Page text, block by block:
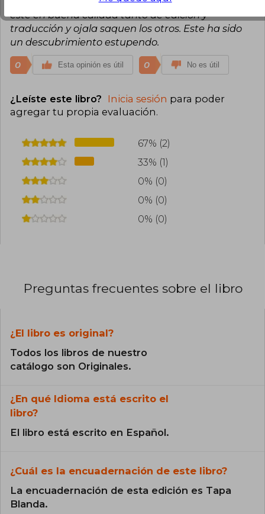
este en buena calidad tanto de edición y
traducción y ojala saquen los otros. Este ha sido
un descubrimiento estupendo.
0 Esta opinión es útil 0 No es útil
¿Leíste este libro? Inicia sesión para poder
agregar tu propia evaluación.
67% (2)
33% (1)
0% (0)
0% (0)
0% (0)
Preguntas frecuentes sobre el libro
¿El libro es original?
Todos los libros de nuestro
catálogo son Originales.
¿En qué Idioma está escrito el
libro?
El libro está escrito en Español.
¿Cuál es la encuadernación de este libro?
La encuadernación de esta edición es Tapa
Blanda.